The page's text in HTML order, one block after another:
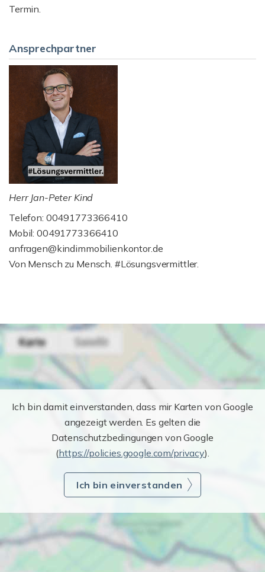
Termin.
Ansprechpartner
Herr Jan-Peter Kind
Telefon: 00491773366410
Mobil: 00491773366410
anfragen@kindimmobilienkontor.de
Von Mensch zu Mensch. #Lösungsvermittler.
Ich bin damit einverstanden, dass mir Karten von Google
angezeigt werden. Es gelten die
Datenschutzbedingungen von Google
(https://policies.google.com/privacy).
Ich bin einverstanden